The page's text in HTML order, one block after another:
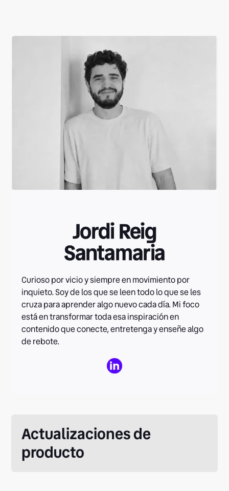
Jordi Reig
Santamaria
Curioso por vicio y siempre en movimiento por
inquieto. Soy de los que se leen todo lo que se les
cruza para aprender algo nuevo cada día. Mi foco
está en transformar toda esa inspiración en
contenido que conecte, entretenga y enseñe algo
de rebote.
Actualizaciones de
producto